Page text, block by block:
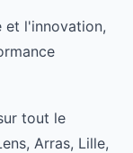
et l'innovation,
tout le
Arras, Lille,